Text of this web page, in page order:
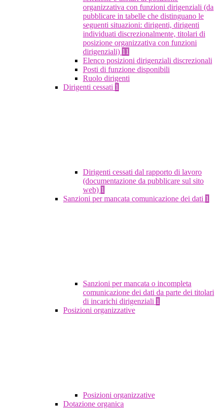
organizzativa con funzioni dirigenziali (da
pubblicare in tabelle che distinguano le
seguenti situazioni: dirigenti, dirigenti
individuati discrezionalmente, titolari di
posizione organizzativa con funzioni
dirigenziali) 11
Elenco posizioni dirigenziali discrezionali
Posti di funzione disponibili
Ruolo dirigenti
Dirigenti cessati 1
Dirigenti cessati dal rapporto di lavoro
(documentazione da pubblicare sul sito
web) 1
Sanzioni per mancata comunicazione dei dati 1
Sanzioni per mancata o incompleta
comunicazione dei dati da parte dei titolari
di incarichi dirigenziali 1
Posizioni organizzative
Posizioni organizzative
Dotazione organica